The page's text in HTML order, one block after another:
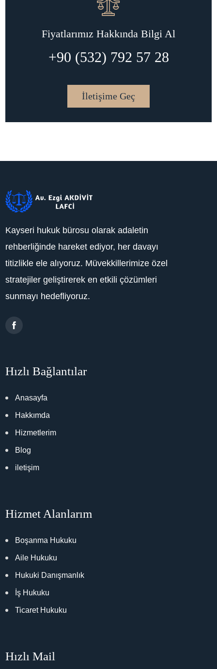
Fiyatlarımız Hakkında Bilgi Al
+90 (532) 792 57 28
İletişime Geç
Kayseri hukuk bürosu olarak adaletin
rehberliğinde hareket ediyor, her davayı
titizlikle ele alıyoruz. Müvekkillerimize özel
stratejiler geliştirerek en etkili çözümleri
sunmayı hedefliyoruz.
Hızlı Bağlantılar
Anasayfa
Hakkımda
Hizmetlerim
Blog
iletişim
Hizmet Alanlarım
Boşanma Hukuku
Aile Hukuku
Hukuki Danışmanlık
İş Hukuku
Ticaret Hukuku
Hızlı Mail